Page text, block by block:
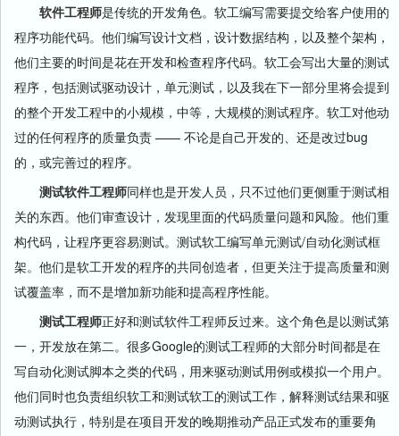
软件工程师是传统的开发角色。软工编写需要提交给客户使用的
程序功能代码。他们编写设计文档，设计数据结构，以及整个架构，
他们主要的时间是花在开发和检查程序代码。软工会写出大量的测试
程序，包括测试驱动设计，单元测试，以及我在下一部分里将会提到
的整个开发工程中的小规模，中等，大规模的测试程序。软工对他动
过的任何程序的质量负责 —— 不论是自己开发的、还是改过bug
的，或完善过的程序。
测试软件工程师同样也是开发人员，只不过他们更侧重于测试相
关的东西。他们审查设计，发现里面的代码质量问题和风险。他们重
构代码，让程序更容易测试。测试软工编写单元测试/自动化测试框
架。他们是软工开发的程序的共同创造者，但更关注于提高质量和测
试覆盖率，而不是增加新功能和提高程序性能。
测试工程师正好和测试软件工程师反过来。这个角色是以测试第
一，开发放在第二。很多Google的测试工程师的大部分时间都是在
写自动化测试脚本之类的代码，用来驱动测试用例或模拟一个用户。
他们同时也负责组织软工和测试软工的测试工作，解释测试结果和驱
动测试执行，特别是在项目开发的晚期推动产品正式发布的重要角